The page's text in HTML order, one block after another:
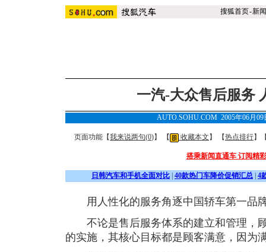
搜狐首页-新闻
一汽-大众售后服务
AUTO.SOHU.COM 2005年06月
页面功能【我来说两句(0)】 【 收藏本文 】 【热点排行】
搭乘新闻直通车 订阅精
日韩汽车和手机全面对比 40款热门车降价促销汇总 4
用人性化的服务角逐中国轿车第一品
不论是售后服务体系的建立和管理，
的实施，其核心目标都是顾客满意，因为